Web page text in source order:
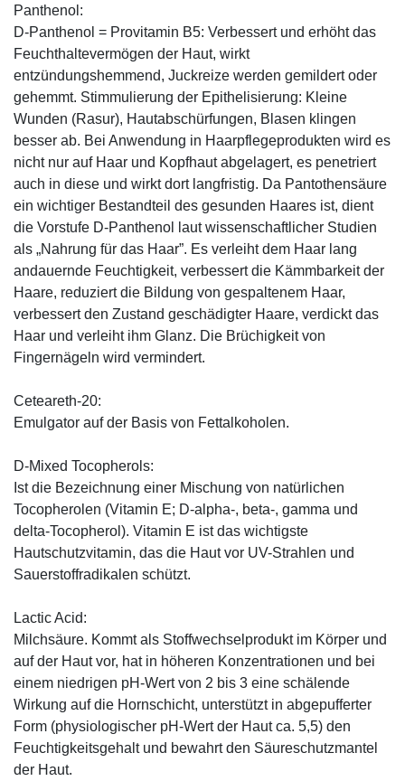
Panthenol:
D-Panthenol = Provitamin B5: Verbessert und erhöht das
Feuchthaltevermögen der Haut, wirkt
entzündungshemmend, Juckreize werden gemildert oder
gehemmt. Stimmulierung der Epithelisierung: Kleine
Wunden (Rasur), Hautabschürfungen, Blasen klingen
besser ab. Bei Anwendung in Haarpflegeprodukten wird es
nicht nur auf Haar und Kopfhaut abgelagert, es penetriert
auch in diese und wirkt dort langfristig. Da Pantothensäure
ein wichtiger Bestandteil des gesunden Haares ist, dient
die Vorstufe D-Panthenol laut wissenschaftlicher Studien
als „Nahrung für das Haar”. Es verleiht dem Haar lang
andauernde Feuchtigkeit, verbessert die Kämmbarkeit der
Haare, reduziert die Bildung von gespaltenem Haar,
verbessert den Zustand geschädigter Haare, verdickt das
Haar und verleiht ihm Glanz. Die Brüchigkeit von
Fingernägeln wird vermindert.
Ceteareth-20:
Emulgator auf der Basis von Fettalkoholen.
D-Mixed Tocopherols:
Ist die Bezeichnung einer Mischung von natürlichen
Tocopherolen (Vitamin E; D-alpha-, beta-, gamma und
delta-Tocopherol). Vitamin E ist das wichtigste
Hautschutzvitamin, das die Haut vor UV-Strahlen und
Sauerstoffradikalen schützt.
Lactic Acid:
Milchsäure. Kommt als Stoffwechselprodukt im Körper und
auf der Haut vor, hat in höheren Konzentrationen und bei
einem niedrigen pH-Wert von 2 bis 3 eine schälende
Wirkung auf die Hornschicht, unterstützt in abgepufferter
Form (physiologischer pH-Wert der Haut ca. 5,5) den
Feuchtigkeitsgehalt und bewahrt den Säureschutzmantel
der Haut.